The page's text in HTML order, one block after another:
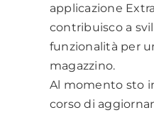
applicazione
contribuisco a
funzionalità per
magazzino.
Al momento sto
corso di